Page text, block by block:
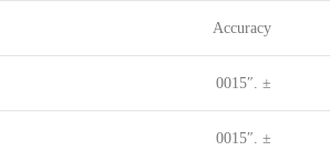
Accuracy
± .0015″
± .0015″